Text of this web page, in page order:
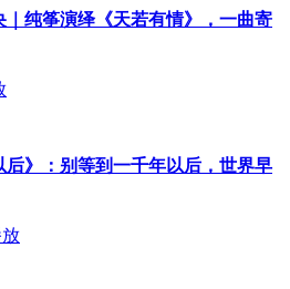
｜纯筝演绎《天若有情》，一曲寄
后》：别等到一千年以后，世界早